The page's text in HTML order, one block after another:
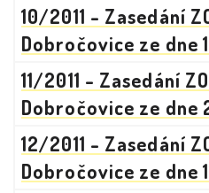
10/2011 - Zasedání
Dobročovice ze dne
11/2011 - Zasedání ZO
Dobročovice ze dne
12/2011 - Zasedání
Dobročovice ze dne